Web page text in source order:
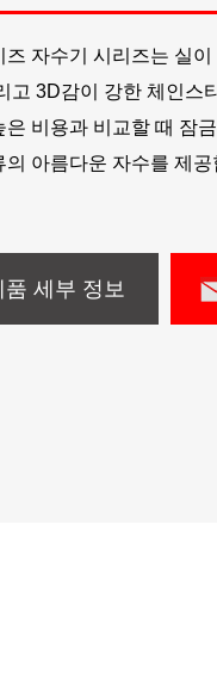
즈 자수기 시리즈는 실
고 3D감이 강한 체인스
은 비용과 비교할 때 잠
의 아름다운 자수를 제공
품 세부 정보